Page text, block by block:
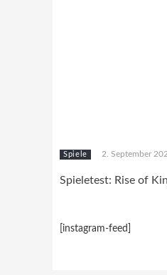
Spiele 2. September
Spieletest: Rise of
[instagram-feed]